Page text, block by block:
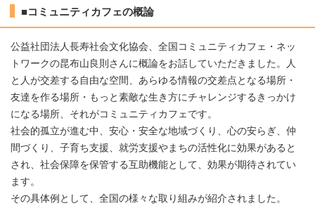
■コミュニティカフェの概論
公益社団法人長寿社会文化協会、全国コミュニティカフェ・ネッ
トワークの昆布山良則さんに概論をお話していただきました。人
と人が交差する自由な空間、あらゆる情報の交差点となる場所・
友達を作る場所・もっと素敵な生き方にチャレンジするきっかけ
になる場所、それがコミュニティカフェです。
社会的孤立が進む中、安心・安全な地域づくり、心の安らぎ、仲
間づくり、子育ち支援、就労支援やまちの活性化に効果があると
され、社会保障を保管する互助機能として、効果が期待されてい
ます。
その具体例として、全国の様々な取り組みが紹介されました。